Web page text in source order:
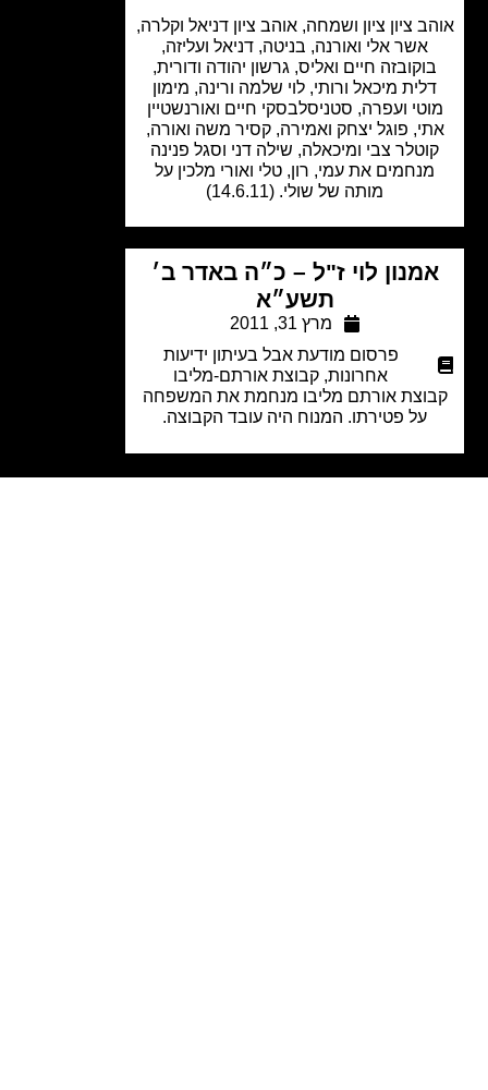
ציון ציון ושמחה, אוהב ציון דניאל וקלרה,
אשר אלי ואורנה, בניטה, דניאל ועליזה,
חיים ואליס, גרשון יהודה ודורית,
מיכאל ורותי, לוי שלמה ורינה, מימון
ועפרה, סטניסלבסקי חיים ואורנשטיין
פוגל יצחק ואמירה, קסיר משה ואורה,
צבי ומיכאלה, שילה דני וסגל פנינה
את עמי, רון, טלי ואורי מלכין על
מותה של שולי. (14.6.11)
לוי ז"ל – כ״ה באדר ב׳
תשע״א
מרץ 31, 2011
פרסום מודעת אבל בעיתון ידיעות
אחרונות,קבוצת אורתם-מליבו
אורתם מליבו מנחמת את המשפחה
על פטירתו. המנוח היה עובד הקבוצה.